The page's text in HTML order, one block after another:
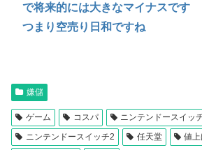
で将来的には大きなマイナスです
つまり空売り日和ですね
嫌儲
ゲーム コスパ
ニンテンドースイッ
ニンテンドースイッチ2
任天堂 値